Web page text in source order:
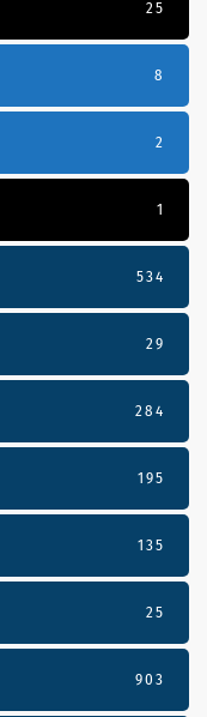
25
8
2
1
534
29
284
195
135
25
903